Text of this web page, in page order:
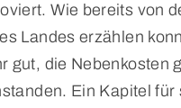
Wie bereits von
Landes erzählen
die Nebenkosten
Ein Kapitel